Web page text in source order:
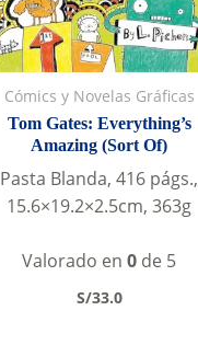
Cómics y Novelas Gráficas
Tom Gates: Everything’s
Amazing (Sort Of)
Pasta Blanda, 416 págs.,
15.6×19.2×2.5cm, 363g
Valorado en0 de 5
S/33.0